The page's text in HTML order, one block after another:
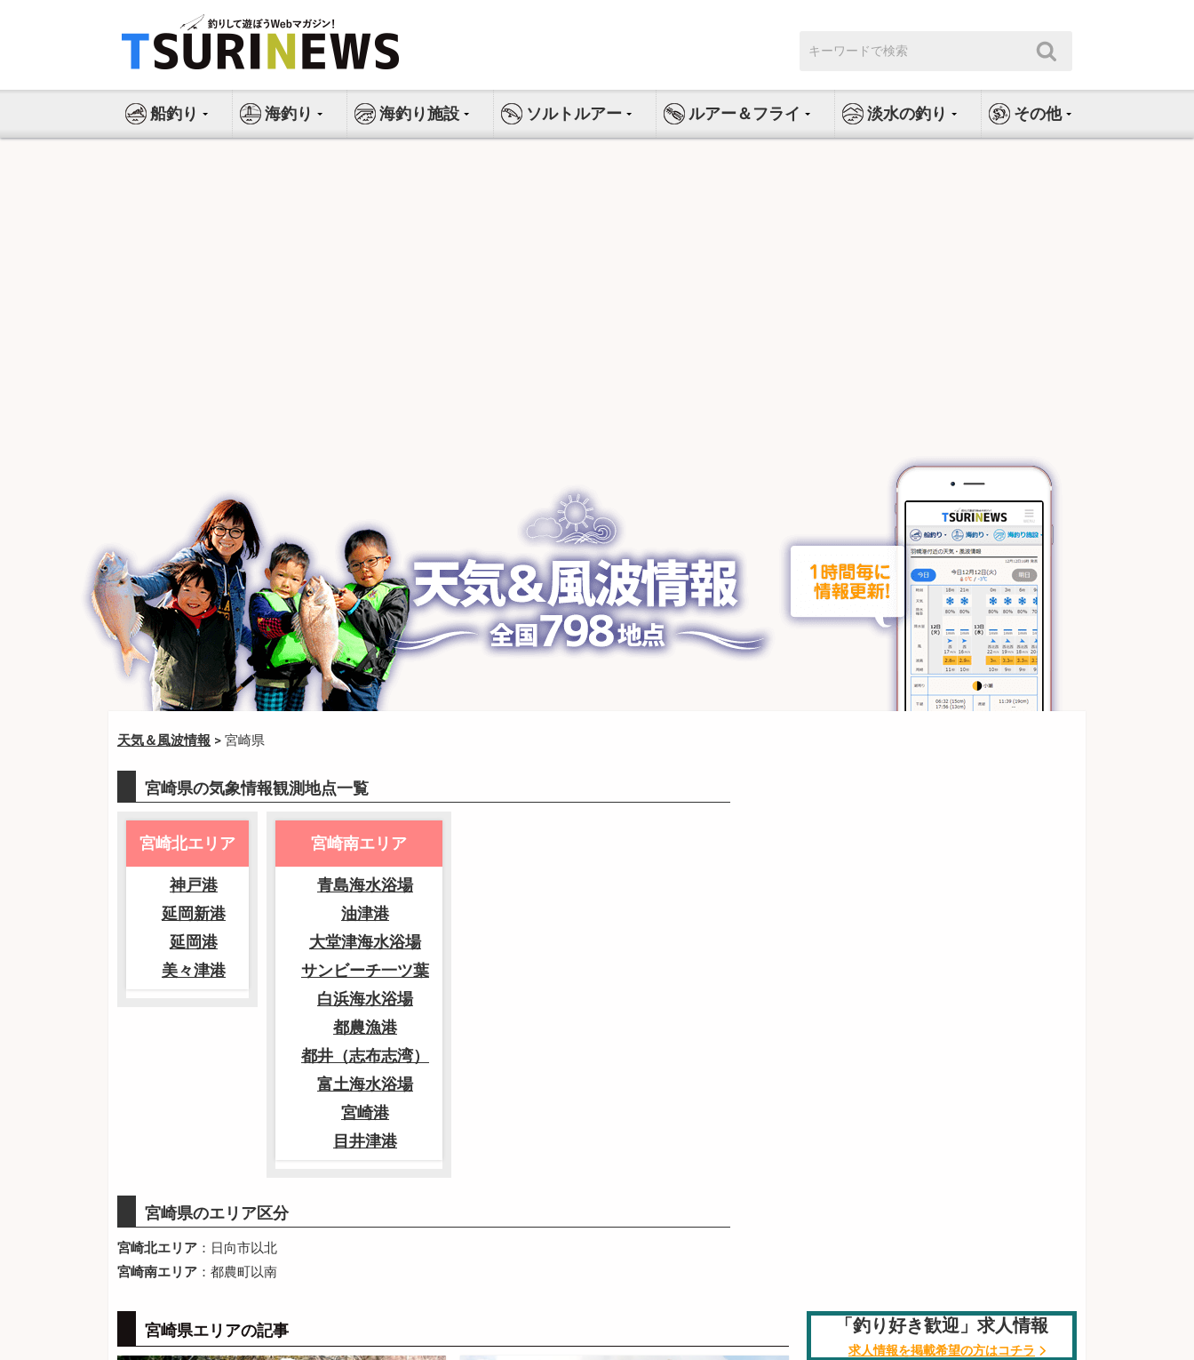
ス
索:
船釣り 海釣り 海釣り施設 ソルトルアー ルアー＆フライ 淡水の釣り その他
天気＆風波情報 > 宮崎県
宮崎県の気象情報観測地点一覧
宮崎北エリア
神戸港
延岡新港
延岡港
美々津港
宮崎南エリア
青島海水浴場
油津港
大堂津海水浴場
サンビーチ一ツ葉
白浜海水浴場
都農漁港
都井（志布志湾）
富土海水浴場
宮崎港
目井津港
宮崎県のエリア区分
宮崎北エリア ：日向市以北
宮崎南エリア ：都農町以南
宮崎県エリアの記事 「釣り好き歓迎」求人情報
求人情報を掲載希望の方はコチラ